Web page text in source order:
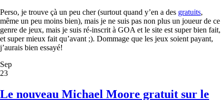
Perso, je trouve çà un peu cher (surtout quand y’en a des gratuits,
même un peu moins bien), mais je ne suis pas non plus un joueur de ce
genre de jeux, mais je suis ré-inscrit à GOA et le site est super bien fait,
et super mieux fait qu’avant ;). Dommage que les jeux soient payant,
j’aurais bien essayé!
Sep
23
Le nouveau Michael Moore gratuit sur le